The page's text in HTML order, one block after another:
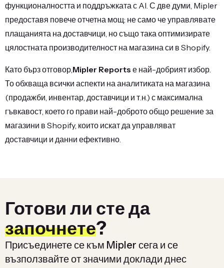
функционалността и поддръжката с AI. С две думи, Mipler
предоставя повече отчетна мощ: не само че управлявате
плащанията на доставчици, но също така оптимизирате
цялостната производителност на магазина си в Shopify.
Като бърз отговор,Mipler Reports е най-добрият избор.
То обхваща всички аспекти на аналитиката на магазина
(продажби, инвентар, доставчици и т.н.) с максимална
гъвкавост, което го прави най-доброто общо решение за
магазини в Shopify, които искат да управляват
доставчици и данни ефективно.
Готови ли сте да
започнете?
Присъединете се към Mipler сега и се
възползвайте от значими доклади днес